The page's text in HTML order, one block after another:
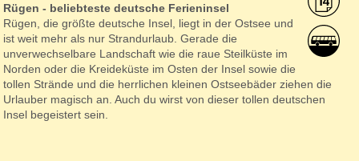
Rügen - beliebteste deutsche Ferieninsel
Rügen, die größte deutsche Insel, liegt in der Ostsee und
ist weit mehr als nur Strandurlaub. Gerade die
unverwechselbare Landschaft wie die raue Steilküste im
Norden oder die Kreideküste im Osten der Insel sowie die
tollen Strände und die herrlichen kleinen Ostseebäder ziehen die
Urlauber magisch an. Auch du wirst von dieser tollen deutschen
Insel begeistert sein.